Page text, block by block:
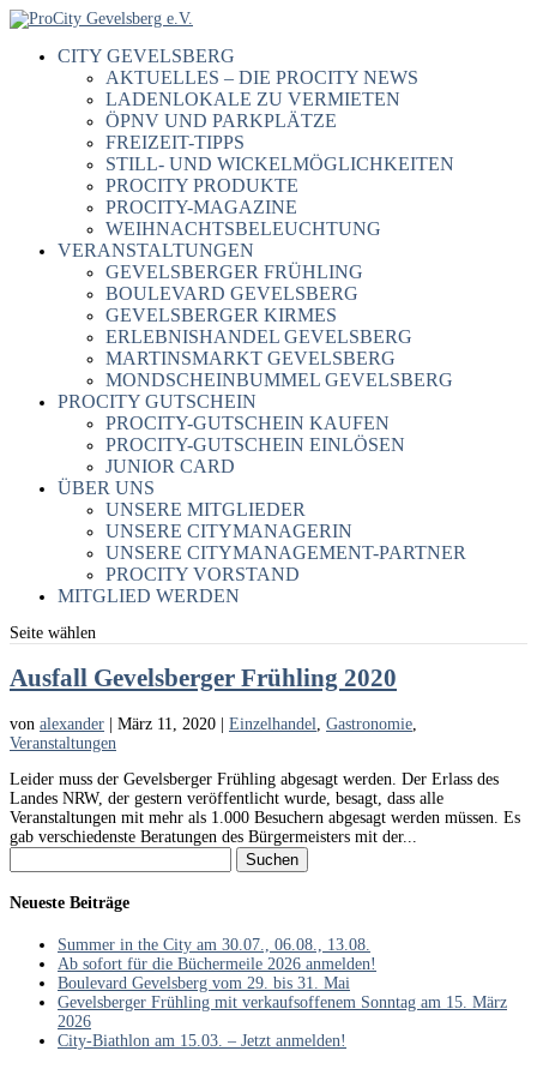
CITY GEVELSBERG
AKTUELLES – DIE PROCITY NEWS
LADENLOKALE ZU VERMIETEN
ÖPNV UND PARKPLÄTZE
FREIZEIT-TIPPS
STILL- UND WICKELMÖGLICHKEITEN
PROCITY PRODUKTE
PROCITY-MAGAZINE
WEIHNACHTSBELEUCHTUNG
VERANSTALTUNGEN
GEVELSBERGER FRÜHLING
BOULEVARD GEVELSBERG
GEVELSBERGER KIRMES
ERLEBNISHANDEL GEVELSBERG
MARTINSMARKT GEVELSBERG
MONDSCHEINBUMMEL GEVELSBERG
PROCITY GUTSCHEIN
PROCITY-GUTSCHEIN KAUFEN
PROCITY-GUTSCHEIN EINLÖSEN
JUNIOR CARD
ÜBER UNS
UNSERE MITGLIEDER
UNSERE CITYMANAGERIN
UNSERE CITYMANAGEMENT-PARTNER
PROCITY VORSTAND
MITGLIED WERDEN
Seite wählen
Ausfall Gevelsberger Frühling 2020
von alexander März 11, 2020 Einzelhandel Gastronomie
Veranstaltungen
Leider muss der Gevelsberger Frühling abgesagt werden. Der Erlass des
Landes NRW, der gestern veröffentlicht wurde, besagt, dass alle
Veranstaltungen mit mehr als 1.000 Besuchern abgesagt werden müssen. Es
gab verschiedenste Beratungen des Bürgermeisters mit der...
nach:
Neueste Beiträge
Summer in the City am 30.07., 06.08., 13.08.
Ab sofort für die Büchermeile 2026 anmelden!
Boulevard Gevelsberg vom 29. bis 31. Mai
Gevelsberger Frühling mit verkaufsoffenem Sonntag am 15. März
2026
City-Biathlon am 15.03. – Jetzt anmelden!